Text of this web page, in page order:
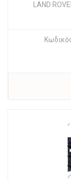
LAND